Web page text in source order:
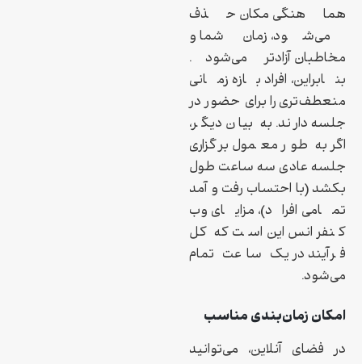
هماهنگی مکان حذف
می‌شود، زمان شما و
مخاطبان آزادتر می‌شود.
بنابراین، افراد بازه زمانی
منعطف‌تری را برای حضور در
جلسه دارند. به بیان دیگر،
اگر به طور معمول برگزاری
جلسه عادی سه ساعت طول
بکشد (با احتساب رفت و آمد
تمامی افراد)، مزایای وب
کنفرانس این است که کل
فرآیند در یک ساعت تمام
می‌شود.
امکان زمان‌بندی مناسب
در فضای آنلاین، می‌توانید